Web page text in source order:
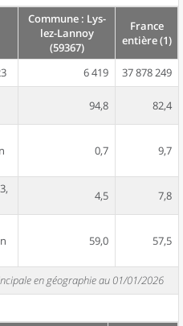
Commune : Lys-
lez-Lannoy
(59367)
France
entière (1)
6 419
37 878 249
94,8 82,4
0,7 9,7
4,5 7,8
59,0 57,5
en géographie au 01/01/2026